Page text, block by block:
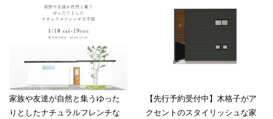
家族や友達が自然と集うゆった
りとしたナチュラルフレンチな
【先行予約受付中】木格子がア
クセントのスタイリッシュな家